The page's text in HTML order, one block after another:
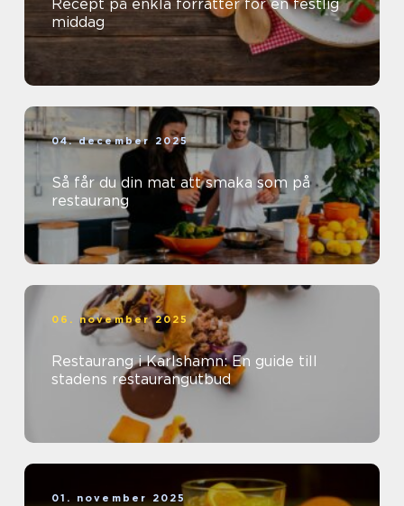
Recept på enkla förrätter för en festlig
middag
04. december 2025
Så får du din mat att smaka som på
restaurang
06. november 2025
Restaurang i Karlshamn: En guide till
stadens restaurangutbud
01. november 2025